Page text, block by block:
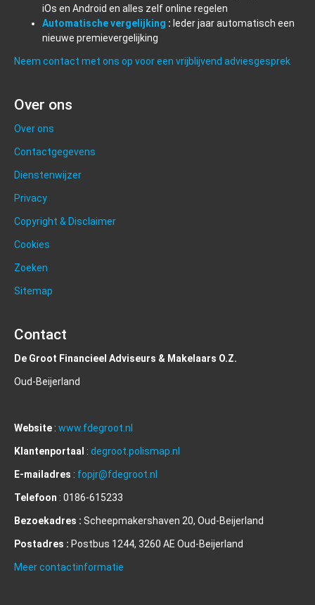
iOs en Android en alles zelf online regelen
Automatische vergelijking : Ieder jaar automatisch een
nieuwe premievergelijking
Neem contact met ons op voor een vrijblijvend adviesgesprek
Over ons
Over ons
Contactgegevens
Dienstenwijzer
Privacy
Copyright & Disclaimer
Cookies
Zoeken
Sitemap
Contact
De Groot Financieel Adviseurs & Makelaars O.Z.
Oud-Beijerland
Website : www.fdegroot.nl
Klantenportaal : degroot.polismap.nl
E-mailadres : fopjr@fdegroot.nl
Telefoon : 0186-615233
Bezoekadres : Scheepmakershaven 20, Oud-Beijerland
Postadres : Postbus 1244, 3260 AE Oud-Beijerland
Meer contactinformatie